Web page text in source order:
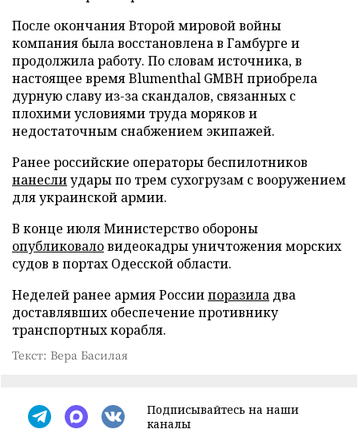
После окончания Второй мировой войны
компания была восстановлена в Гамбурге и
продолжила работу. По словам источника, в
настоящее время Blumenthal GMBH приобрела
дурную славу из-за скандалов, связанных с
плохими условиями труда моряков и
недостаточным снабжением экипажей.
Ранее российские операторы беспилотников
нанеслиудары по трем сухогрузам с вооружением
для украинской армии.
В конце июля Министерство обороны
опубликоваловидеокадры уничтожения морских
судов в портах Одесской области.
Неделей ранее армия Россиипоразила два
доставлявших обеспечение противнику
транспортных корабля.
Текст: Вера Басилая
Подписывайтесь на наши
каналы